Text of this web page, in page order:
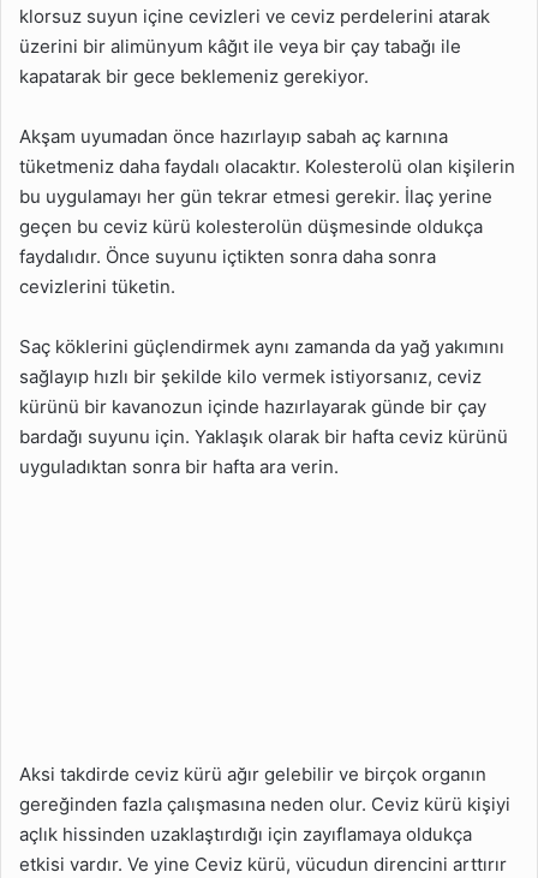
klorsuz suyun içine cevizleri ve ceviz perdelerini atarak
üzerini bir alimünyum kâğıt ile veya bir çay tabağı ile
kapatarak bir gece beklemeniz gerekiyor.
Akşam uyumadan önce hazırlayıp sabah aç karnına
tüketmeniz daha faydalı olacaktır. Kolesterolü olan kişilerin
bu uygulamayı her gün tekrar etmesi gerekir. İlaç yerine
geçen bu ceviz kürü kolesterolün düşmesinde oldukça
faydalıdır. Önce suyunu içtikten sonra daha sonra
cevizlerini tüketin.
Saç köklerini güçlendirmek aynı zamanda da yağ yakımını
sağlayıp hızlı bir şekilde kilo vermek istiyorsanız, ceviz
kürünü bir kavanozun içinde hazırlayarak günde bir çay
bardağı suyunu için. Yaklaşık olarak bir hafta ceviz kürünü
uyguladıktan sonra bir hafta ara verin.
Aksi takdirde ceviz kürü ağır gelebilir ve birçok organın
gereğinden fazla çalışmasına neden olur. Ceviz kürü kişiyi
açlık hissinden uzaklaştırdığı için zayıflamaya oldukça
etkisi vardır. Ve yine Ceviz kürü, vücudun direncini arttırır